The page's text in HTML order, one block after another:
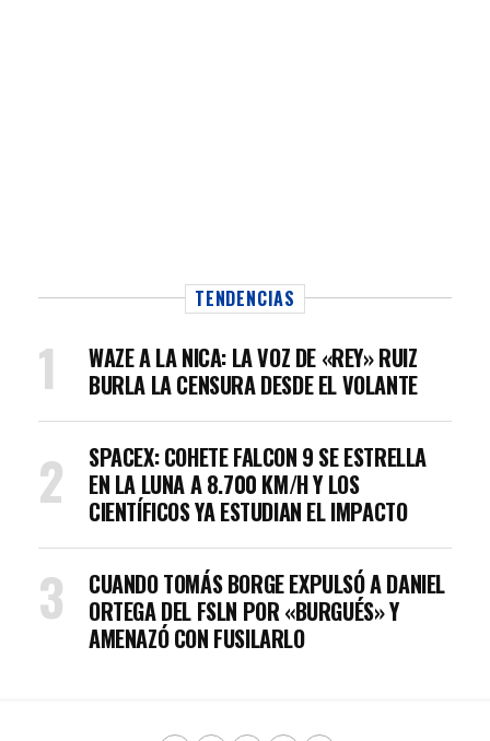
TENDENCIAS
WAZE A LA NICA: LA VOZ DE «REY» RUIZ
BURLA LA CENSURA DESDE EL VOLANTE
SPACEX: COHETE FALCON 9 SE ESTRELLA
EN LA LUNA A 8.700 KM/H Y LOS
CIENTÍFICOS YA ESTUDIAN EL IMPACTO
CUANDO TOMÁS BORGE EXPULSÓ A DANIEL
ORTEGA DEL FSLN POR «BURGUÉS» Y
AMENAZÓ CON FUSILARLO